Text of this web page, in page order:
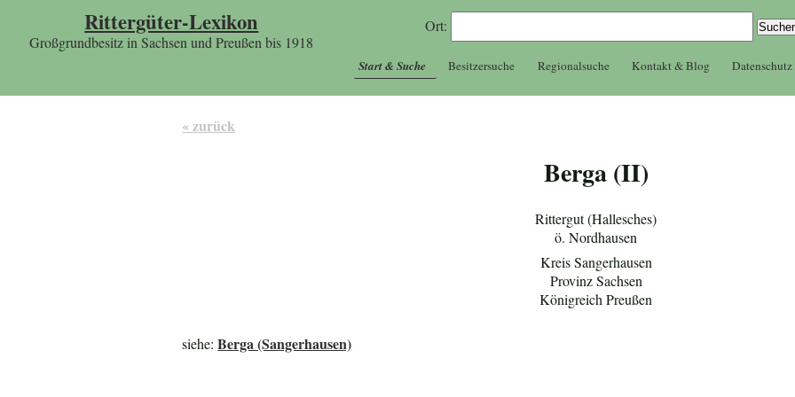
Rittergüter-Lexikon
Großgrundbesitz in Sachsen und Preußen bis 1918
Ort:
Start & Suche Besitzersuche Regionalsuche Kontakt & Blog Datenschutz
« zurück
Berga (II)
Rittergut (Hallesches)
ö. Nordhausen
Kreis Sangerhausen
Provinz Sachsen
Königreich Preußen
siehe:Berga (Sangerhausen)